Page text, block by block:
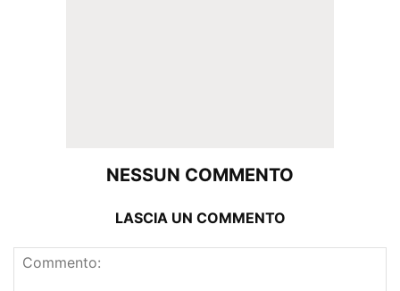
NESSUN COMMENTO
LASCIA UN COMMENTO